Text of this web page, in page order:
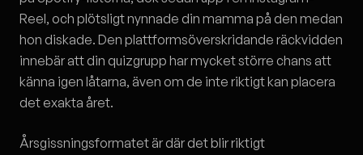
Reel, och plötsligt nynnade din mamma på den medan
hon diskade. Den plattformsöverskridande räckvidden
innebär att din quizgrupp har mycket större chans att
känna igen låtarna, även om de inte riktigt kan placera
det exakta året.
Årsgissningsformatet är där det blir riktigt